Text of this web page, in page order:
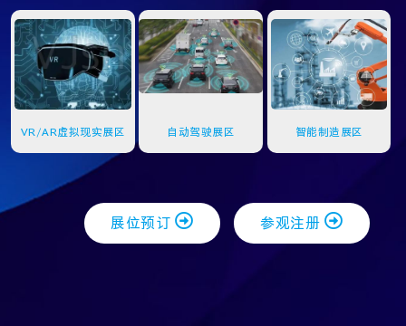
VR/AR虚拟现实展区 自动驾驶展区 智能制造展区
展位预订 参观注册